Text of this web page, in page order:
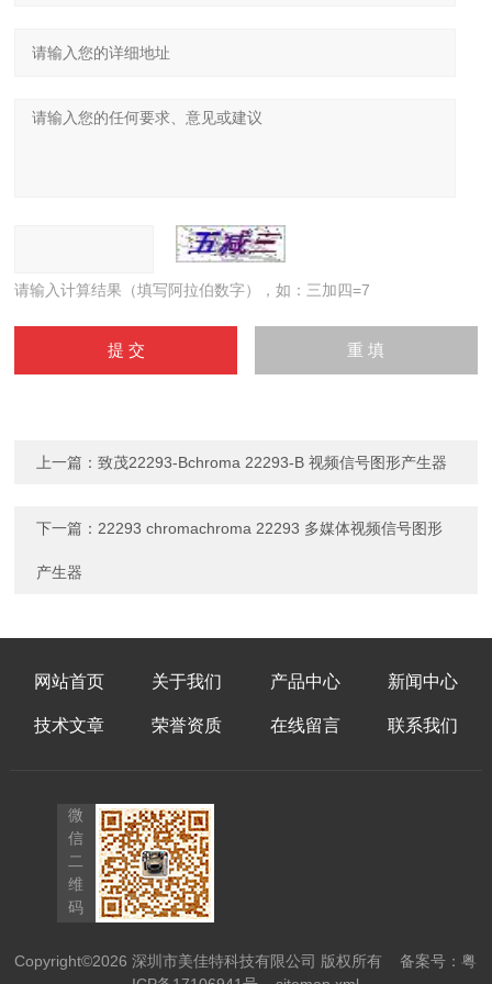
请输入计算结果（填写阿拉伯数字），如：三加四=7
上一篇：致茂22293-Bchroma 22293-B 视频信号图形产生器
下一篇： 22293 chromachroma 22293 多媒体视频信号图形
产生器
网站首页 关于我们 产品中心 新闻中心
技术文章 荣誉资质 在线留言 联系我们
微
信
二
维
码
Copyright©2026 深圳市美佳特科技有限公司 版权所有备案号：粤